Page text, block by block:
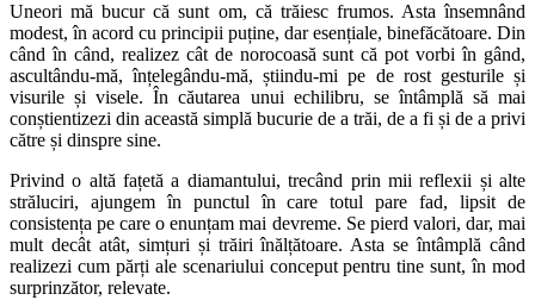
Uneori mă bucur că sunt om, că trăiesc frumos. Asta însemnând
modest, în acord cu principii puține, dar esențiale, binefăcătoare. Din
când în când, realizez cât de norocoasă sunt că pot vorbi în gând,
ascultându-mă, înțelegându-mă, știindu-mi pe de rost gesturile și
visurile și visele. În căutarea unui echilibru, se întâmplă să mai
conștientizezi din această simplă bucurie de a trăi, de a fi și de a privi
către și dinspre sine.
Privind o altă fațetă a diamantului, trecând prin mii reflexii și alte
străluciri, ajungem în punctul în care totul pare fad, lipsit de
consistența pe care o enunțam mai devreme. Se pierd valori, dar, mai
mult decât atât, simțuri și trăiri înălțătoare. Asta se întâmplă când
realizezi cum părți ale scenariului conceput pentru tine sunt, în mod
surprinzător, relevate.